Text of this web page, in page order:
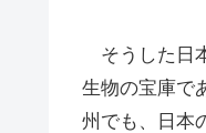
そうした日
生物の宝庫で
州でも、日本